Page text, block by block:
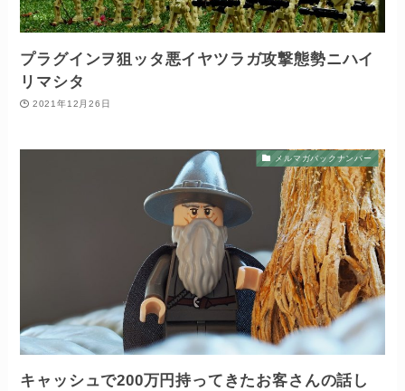
プラグインヲ狙ッタ悪イヤツラガ攻撃態勢ニハイ
リマシタ
2021年12月26日
メルマガバックナンバー
キャッシュで200万円持ってきたお客さんの話し